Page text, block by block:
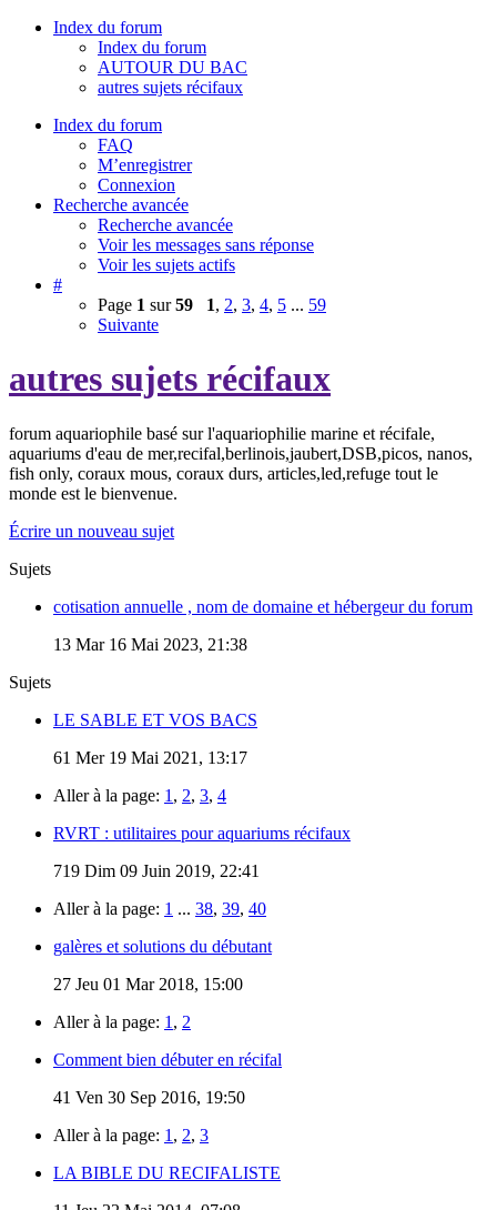
Index du forum
Index du forum
AUTOUR DU BAC
autres sujets récifaux
Index du forum
FAQ
M’enregistrer
Connexion
Recherche avancée
Recherche avancée
Voir les messages sans réponse
Voir les sujets actifs
#
Page 1 sur59 1, 2, 3, 4, 5 ... 59
Suivante
autres sujets récifaux
forum aquariophile basé sur l'aquariophilie marine et récifale,
aquariums d'eau de mer,recifal,berlinois,jaubert,DSB,picos, nanos,
fish only, coraux mous, coraux durs, articles,led,refuge tout le
monde est le bienvenue.
Écrire un nouveau sujet
Sujets
cotisation annuelle , nom de domaine et hébergeur du forum
13 Mar 16 Mai 2023, 21:38
Sujets
LE SABLE ET VOS BACS
61 Mer 19 Mai 2021, 13:17
Aller à la page: 1 , 2, 3, 4
RVRT : utilitaires pour aquariums récifaux
719 Dim 09 Juin 2019, 22:41
Aller à la page: 1 ... 38, 39, 40
galères et solutions du débutant
27 Jeu 01 Mar 2018, 15:00
Aller à la page: 1 , 2
Comment bien débuter en récifal
41 Ven 30 Sep 2016, 19:50
Aller à la page: 1 , 2, 3
LA BIBLE DU RECIFALISTE